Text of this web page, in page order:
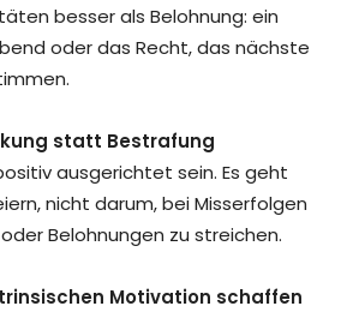
besser als Belohnung: ein
oder das Recht, das nächste
statt Bestrafung
ausgerichtet sein. Es geht
nicht darum, bei Misserfolgen
Belohnungen zu streichen.
Motivation schaffen